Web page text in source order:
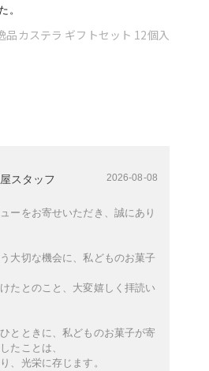
。
品カステラ ギフトセット 12個入
スタッフ 2026-08-08
ーをお寄せいただき、誠にあり
大切な機会に、私どものお菓子
たとのこと、大変嬉しく拝読い
とときに、私どものお菓子が寄
たことは、
、光栄に存じます。